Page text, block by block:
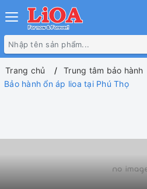
Trang chủ
Trung tâm bảo hành
Bảo hành ổn áp lioa tại Phú Thọ